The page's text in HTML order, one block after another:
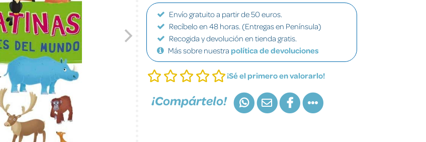
Envío gratuito a partir de 50 euros.
Recíbelo en 48 horas. (Entregas en Península)
Recogida y devolución en tienda gratis.
Más sobre nuestra política de devoluciones
¡Sé el primero en valorarlo!
¡Compártelo!